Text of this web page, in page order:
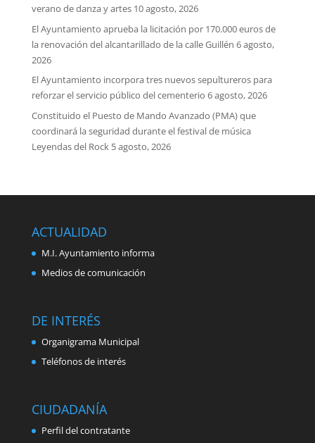
verano de danza y artes 10 agosto, 2026
El Ayuntamiento aprueba la licitación por 170.000 euros de
la renovación del alcantarillado de la calle Guillén 6 agosto,
2026
El Ayuntamiento incorpora tres nuevos sepultureros para
reforzar el servicio público del cementerio 6 agosto, 2026
Constituido el Puesto de Mando Avanzado (PMA) que
coordinará la seguridad durante el festival de música
Leyendas del Rock 5 agosto, 2026
ACTUALIDAD
M.I. Ayuntamiento informa
Medios de comunicación
DE INTERÉS
Organigrama Municipal
Teléfonos de interés
CIUDADANÍA
Perfil del contratante